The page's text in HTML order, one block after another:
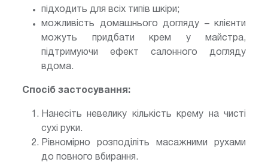
підходить для всіх типів шкіри;
можливість домашнього догляду – клієнти
можуть придбати крем у майстра,
підтримуючи ефект салонного догляду
вдома.
Спосіб застосування:
Нанесіть невелику кількість крему на чисті
сухі руки.
Рівномірно розподіліть масажними рухами
до повного вбирання.